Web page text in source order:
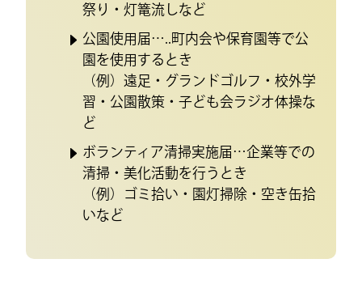
祭り・灯篭流しなど
公園使用届…..町内会や保育園等で公
園を使用するとき
（例）遠足・グランドゴルフ・校外学
習・公園散策・子ども会ラジオ体操な
ど
ボランティア清掃実施届…企業等での
清掃・美化活動を行うとき
（例）ゴミ拾い・園灯掃除・空き缶拾
いなど